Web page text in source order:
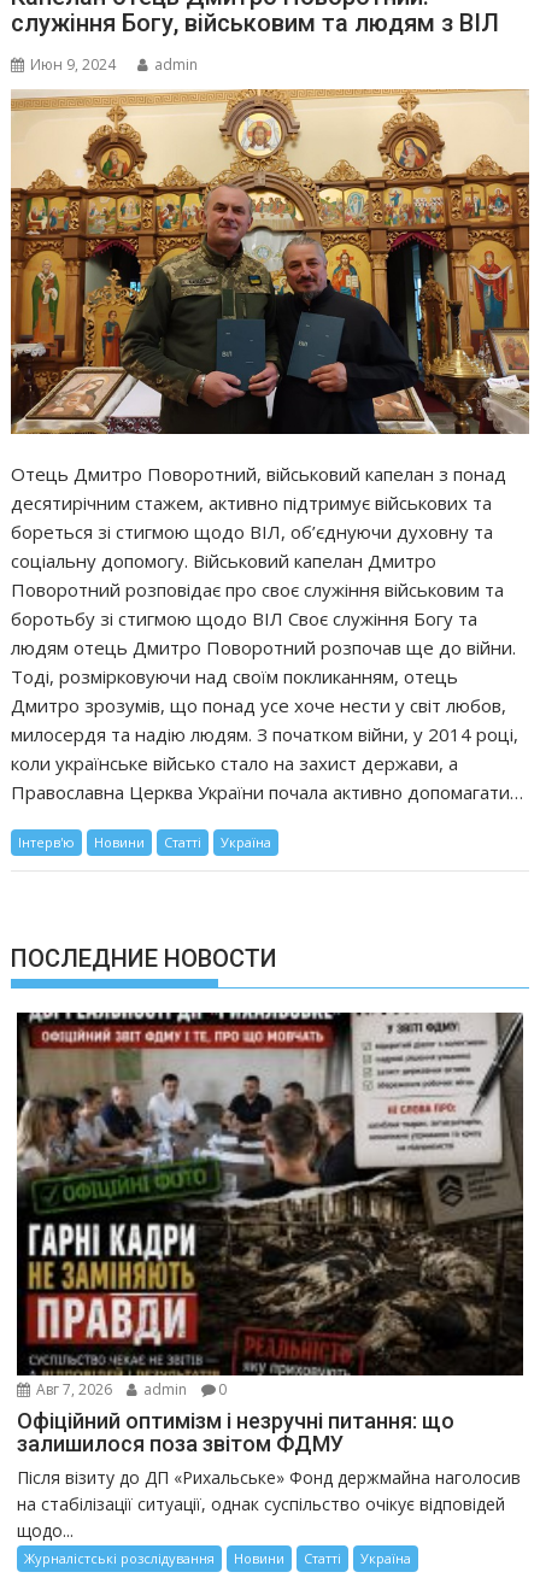
служіння Богу, військовим та людям з ВІЛ
Июн 9, 2024 admin
Отець Дмитро Поворотний, військовий капелан з понад
десятирічним стажем, активно підтримує військових та
бореться зі стигмою щодо ВІЛ, об’єднуючи духовну та
соціальну допомогу. Військовий капелан Дмитро
Поворотний розповідає про своє служіння військовим та
боротьбу зі стигмою щодо ВІЛ Своє служіння Богу та
людям отець Дмитро Поворотний розпочав ще до війни.
Тоді, розмірковуючи над своїм покликанням, отець
Дмитро зрозумів, що понад усе хоче нести у світ любов,
милосердя та надію людям. З початком війни, у 2014 році,
коли українське військо стало на захист держави, а
Православна Церква України почала активно допомагати…
Інтерв'ю Новини Статті Україна
ПОСЛЕДНИЕ НОВОСТИ
Авг 7, 2026 admin 0
Офіційний оптимізм і незручні питання: що
залишилося поза звітом ФДМУ
Після візиту до ДП «Рихальське» Фонд держмайна наголосив
на стабілізації ситуації, однак суспільство очікує відповідей
щодо...
Журналістські розслідування Новини Статті Україна